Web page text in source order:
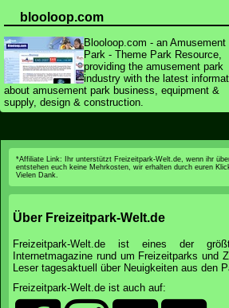
blooloop.com
Blooloop.com - an Amusement
Park - Theme Park Resource,
providing the amusement park
industry with the latest
about amusement park business, equipment &
supply, design & construction.
*Affiliate Link: Ihr unterstützt Freizeitpark-Welt.de, wenn ihr
entstehen euch keine Mehrkosten, wir erhalten durch euren
Vielen Dank.
Über Freizeitpark-Welt.de
Freizeitpark-Welt.de ist eines der
Internetmagazine rund um Freizeitparks und
Leser tagesaktuell über Neuigkeiten aus den
Freizeitpark-Welt.de ist auch auf: